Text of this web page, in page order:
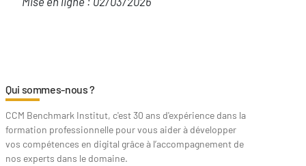
Qui sommes-nous ?
CCM Benchmark Institut, c'est 30 ans d'expérience dans la
formation professionnelle pour vous aider à développer
vos compétences en digital grâce à l’accompagnement de
nos experts dans le domaine.